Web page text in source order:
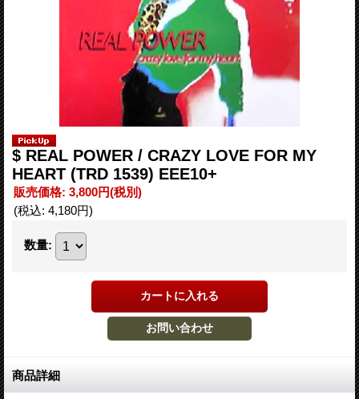
$ REAL POWER / CRAZY LOVE FOR MY
HEART (TRD 1539) EEE10+
販売価格: 3,800円(税別)
(税込: 4,180円)
数量:
商品詳細